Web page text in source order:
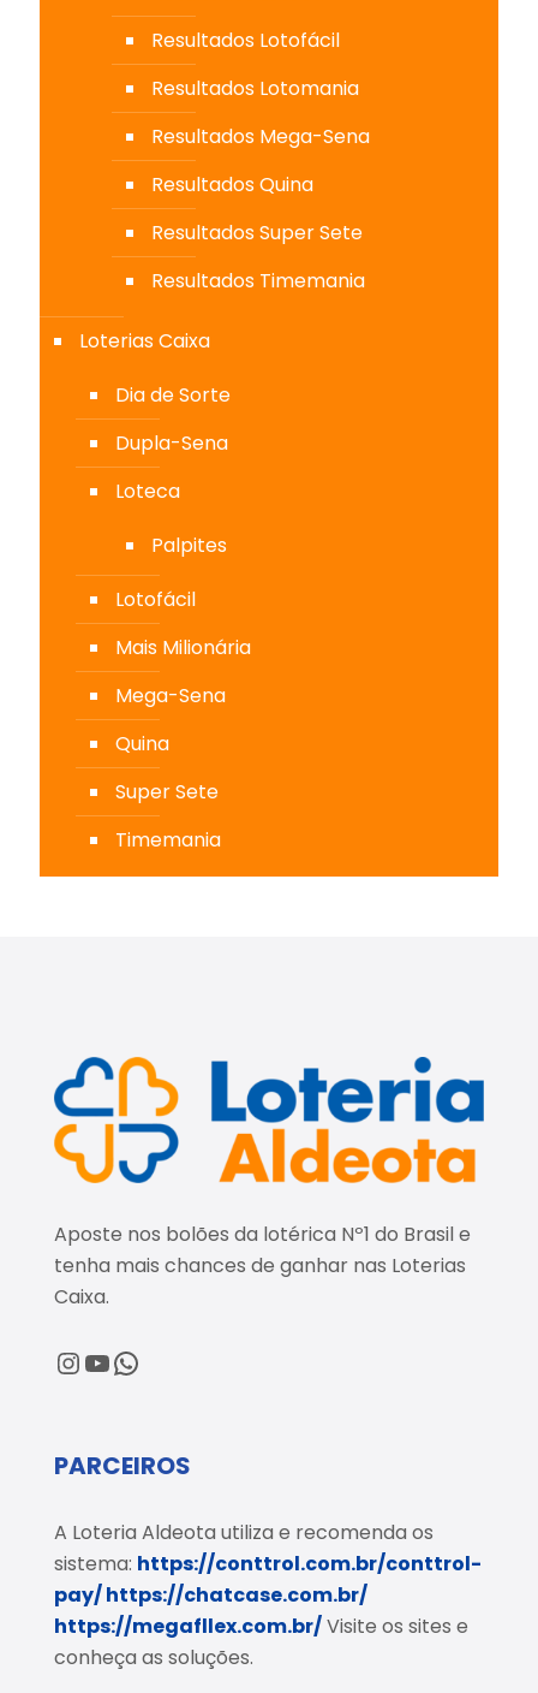
Resultados Lotofácil
Resultados Lotomania
Resultados Mega-Sena
Resultados Quina
Resultados Super Sete
Resultados Timemania
Loterias Caixa
Dia de Sorte
Dupla-Sena
Loteca
Palpites
Lotofácil
Mais Milionária
Mega-Sena
Quina
Super Sete
Timemania
Aposte nos bolões da lotérica Nº1 do Brasil e
tenha mais chances de ganhar nas Loterias
Caixa.
@loteriaaldeota
@loteriaaldeota
Central de Atendimento
PARCEIROS
A Loteria Aldeota utiliza e recomenda os
sistema: https://conttrol.com.br/conttrol-
pay/https://chatcase.com.br/
https://megafllex.com.br/Visite os sites e
conheça as soluções.